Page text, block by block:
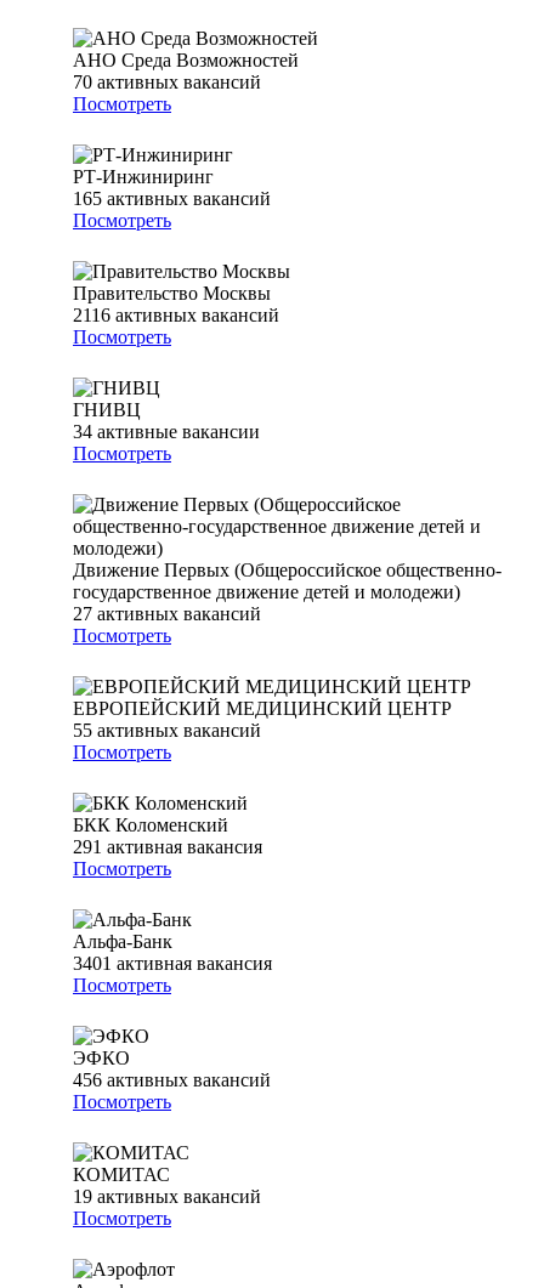
АНО Среда Возможностей
70 активных вакансий
Посмотреть
РТ-Инжиниринг
165 активных вакансий
Посмотреть
Правительство Москвы
2116 активных вакансий
Посмотреть
ГНИВЦ
34 активные вакансии
Посмотреть
Движение Первых (Общероссийское общественно-
государственное движение детей и молодежи)
27 активных вакансий
Посмотреть
ЕВРОПЕЙСКИЙ МЕДИЦИНСКИЙ ЦЕНТР
55 активных вакансий
Посмотреть
БКК Коломенский
291 активная вакансия
Посмотреть
Альфа-Банк
3401 активная вакансия
Посмотреть
ЭФКО
456 активных вакансий
Посмотреть
КОМИТАС
19 активных вакансий
Посмотреть